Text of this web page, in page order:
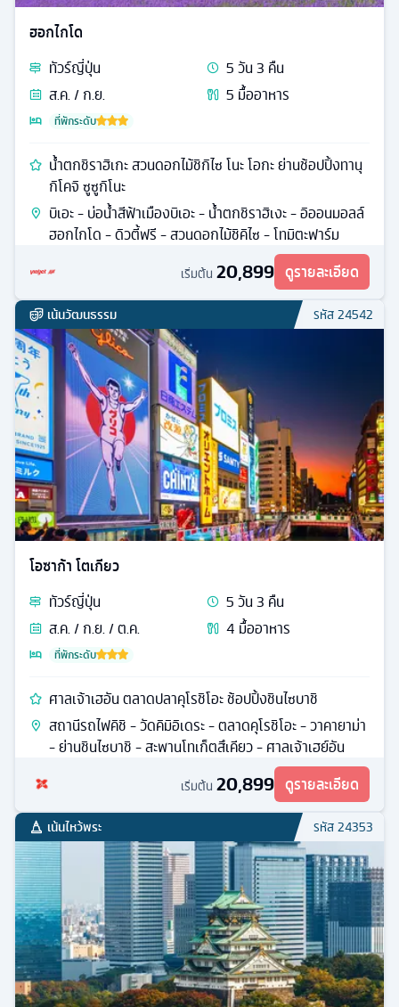
ฮอกไกโด
ทัวร์ญี่ปุ่น 5วัน3 คืน
ส.ค. / ก.ย.
5 มื้ออาหาร
ที่พักระดับ
น้ำตกชิราฮิเกะ สวนดอกไม้ชิกิไซ โนะ โอกะ ย่านช้อปปิ้งทานุ
กิโคจิ ซูซูกิโนะ
บิเอะ - บ่อน้ำสีฟ้าเมืองบิเอะ - น้ำตกชิราฮิเงะ - อิออนมอลล์
ฮอกไกโด - ดิวตี้ฟรี - สวนดอกไม้ชิคิไซ - โทมิตะฟาร์ม
เริ่มต้น 20,899 ดูรายละเอียด
เน้นวัฒนธรรม รหัส24542
โอซาก้า โตเกียว
ทัวร์ญี่ปุ่น 5วัน3 คืน
ส.ค. / ก.ย. / ต.ค.
4 มื้ออาหาร
ที่พักระดับ
ศาลเจ้าเฮอัน ตลาดปลาคุโรชิโอะ ช้อปปิ้งชินไซบาชิ
สถานีรถไฟคิชิ - วัดคิมิอิเดระ - ตลาดคุโรชิโอะ - วาคายาม่า
- ย่านชินไซบาชิ - สะพานโทเก็ตสึเคียว - ศาลเจ้าเฮย์อัน
เริ่มต้น 20,899 ดูรายละเอียด
เน้นไหว้พระ รหัส24353